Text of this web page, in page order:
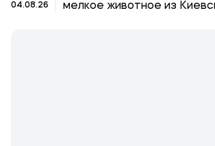
04.08.26
мелкое животное из